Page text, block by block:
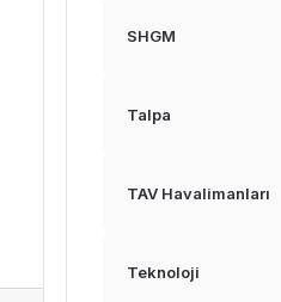
SHGM
Talpa
TAV Havalimanları
Teknoloji